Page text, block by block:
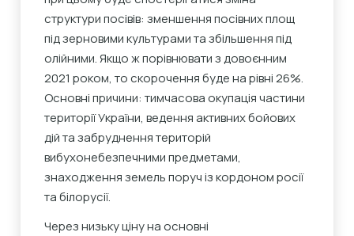
структури посівів: зменшення посівних площ
під зерновими культурами та збільшення під
олійними. Якщо ж порівнювати з довоєнним
2021 роком, то скорочення буде на рівні 26%.
Основні причини: тимчасова окупація частини
території України, ведення активних бойових
дій та забруднення територій
вибухонебезпечними предметами,
знаходження земель поруч із кордоном росії
та білорусії.
Через низьку ціну на основні